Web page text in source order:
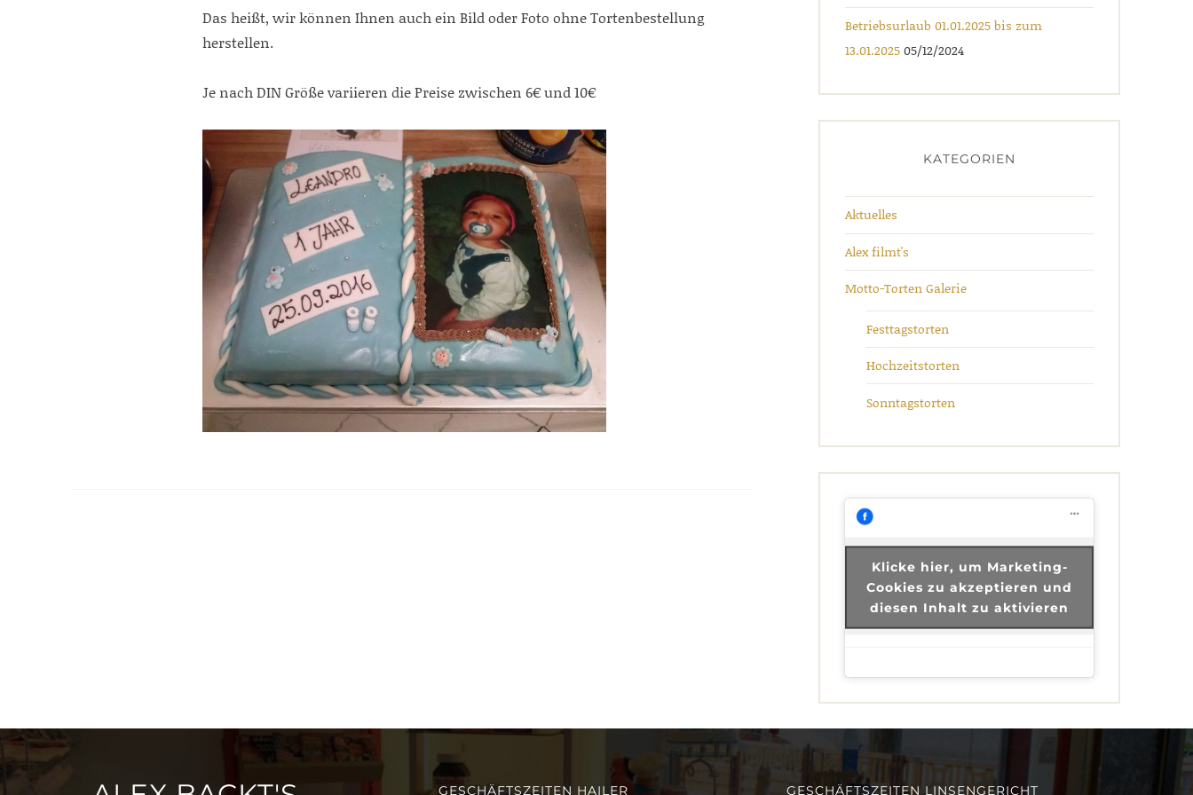
Das heißt, wir können Ihnen auch ein Bild oder Foto ohne Tortenbestellung
herstellen.
Je nach DIN Größe variieren die Preise zwischen 6€ und 10€
Betriebsurlaub 01.01.2025 bis zum
13.01.202505/12/2024
KATEGORIEN
Aktuelles
Alex filmt's
Motto-Torten Galerie
Festtagstorten
Hochzeitstorten
Sonntagstorten
Klicke hier, um Marketing-
Cookies zu akzeptieren und
diesen Inhalt zu aktivieren
GESCHÄFTSZEITEN HAILER GESCHÄFTSZEITEN LINSENGERICHT